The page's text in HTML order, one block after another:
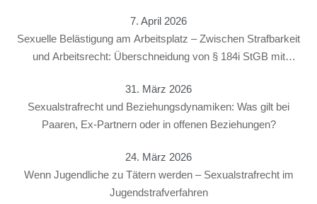
7. April 2026
Sexuelle Belästigung am Arbeitsplatz – Zwischen Strafbarkeit
und Arbeitsrecht: Überschneidung von § 184i StGB mit
31. März 2026
Sexualstrafrecht und Beziehungsdynamiken: Was gilt bei
Paaren, Ex-Partnern oder in offenen Beziehungen?
24. März 2026
Wenn Jugendliche zu Tätern werden – Sexualstrafrecht im
Jugendstrafverfahren